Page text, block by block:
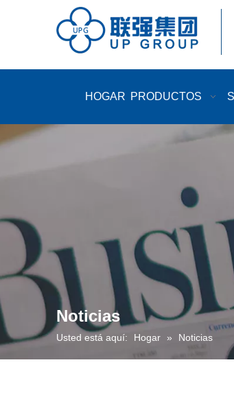
HOGAR PRODUCTOS
Noticias
Usted está aquí: Hogar » Noticias